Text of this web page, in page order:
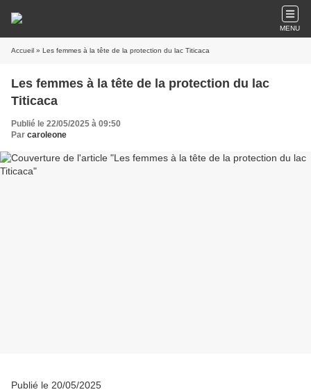
MENU
Accueil » Les femmes à la tête de la protection du lac Titicaca
Les femmes à la tête de la protection du lac
Titicaca
Publié le 22/05/2025 à 09:50
Par caroleone
Publié le 20/05/2025